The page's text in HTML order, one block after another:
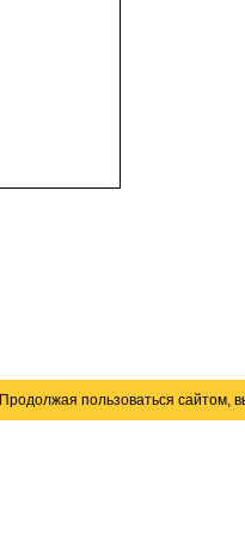
Продолжая пользоваться сайтом,